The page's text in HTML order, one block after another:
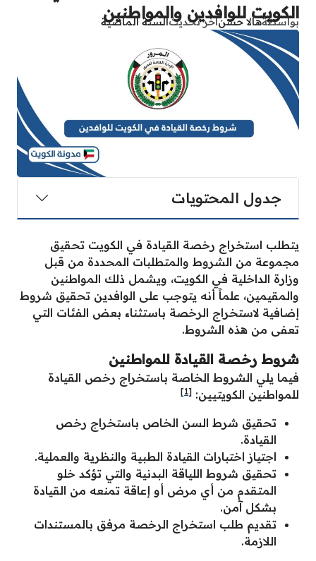
الكويت للوافدين والمواطنين
بواسطةهالا حسنآخر تحديثالسنة الماضية
جدول المحتويات
يتطلب استخراج رخصة القيادة في الكويت تحقيق
مجموعة من الشروط والمتطلبات المحددة من قبل
وزارة الداخلية في الكويت، ويشمل ذلك المواطنين
والمقيمين، علماََ أنه يتوجب على الوافدين تحقيق شروط
إضافية لاستخراج الرخصة باستثناء بعض الفئات التي
تعفى من هذه الشروط.
شروط رخصة القيادة للمواطنين
فيما يلي الشروط الخاصة باستخراج رخص القيادة
للمواطنين الكويتيين: [1]
تحقيق شرط السن الخاص باستخراج رخص
القيادة.
اجتياز اختبارات القيادة الطبية والنظرية والعملية.
تحقيق شروط اللياقة البدنية والتي تؤكد خلو
المتقدم من أي مرض أو إعاقة تمنعه من القيادة
بشكل آمن.
تقديم طلب استخراج الرخصة مرفق بالمستندات
اللازمة.